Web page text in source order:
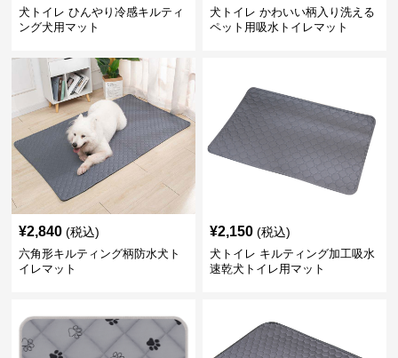
犬トイレ ひんやり冷感キルティ
ング犬用マット
犬トイレ かわいい柄入り洗える
ペット用吸水トイレマット
¥2,840 (税込)
六角形キルティング柄防水犬ト
イレマット
¥2,150 (税込)
犬トイレ キルティング加工吸水
速乾犬トイレ用マット